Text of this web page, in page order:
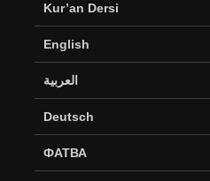
Kur’an Dersi
English
العربية
Deutsch
ФАТВА